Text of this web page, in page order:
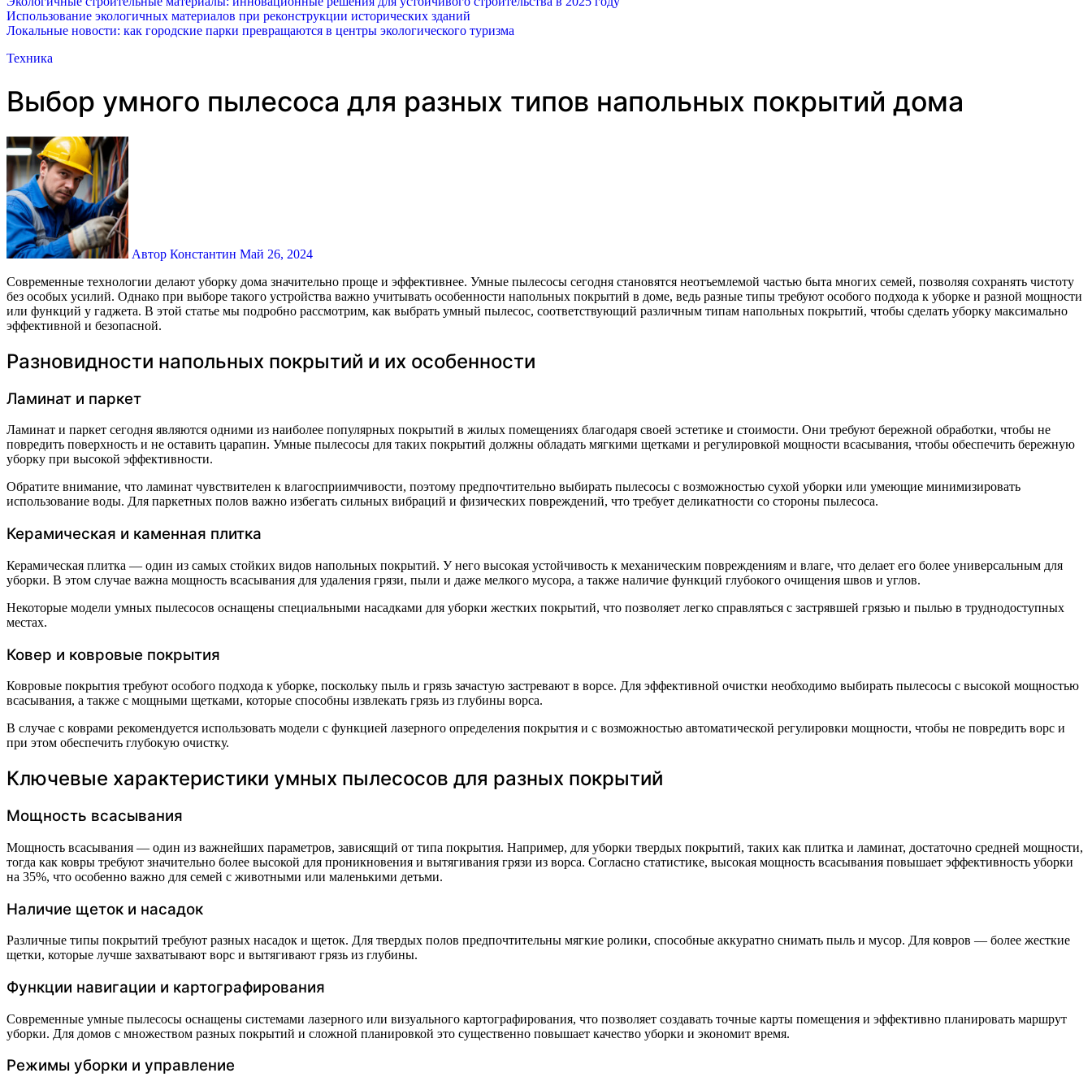
Использование экологичных материалов при реконструкции исторических зданий
Локальные новости: как городские парки превращаются в центры экологического туризма
Техника
Выбор умного пылесоса для разных типов напольных покрытий дома
Автор Константин Май 26, 2024
Современные технологии делают уборку дома значительно проще и эффективнее. Умные пылесосы сегодня становятся неотъемлемой частью быта многих семей, позволяя сохранять чистоту
без особых усилий. Однако при выборе такого устройства важно учитывать особенности напольных покрытий в доме, ведь разные типы требуют особого подхода к уборке и разной мощности
или функций у гаджета. В этой статье мы подробно рассмотрим, как выбрать умный пылесос, соответствующий различным типам напольных покрытий, чтобы сделать уборку максимально
эффективной и безопасной.
Разновидности напольных покрытий и их особенности
Ламинат и паркет
Ламинат и паркет сегодня являются одними из наиболее популярных покрытий в жилых помещениях благодаря своей эстетике и стоимости. Они требуют бережной обработки, чтобы не
повредить поверхность и не оставить царапин. Умные пылесосы для таких покрытий должны обладать мягкими щетками и регулировкой мощности всасывания, чтобы обеспечить бережную
уборку при высокой эффективности.
Обратите внимание, что ламинат чувствителен к влагосприимчивости, поэтому предпочтительно выбирать пылесосы с возможностью сухой уборки или умеющие минимизировать
использование воды. Для паркетных полов важно избегать сильных вибраций и физических повреждений, что требует деликатности со стороны пылесоса.
Керамическая и каменная плитка
Керамическая плитка — один из самых стойких видов напольных покрытий. У него высокая устойчивость к механическим повреждениям и влаге, что делает его более универсальным для
уборки. В этом случае важна мощность всасывания для удаления грязи, пыли и даже мелкого мусора, а также наличие функций глубокого очищения швов и углов.
Некоторые модели умных пылесосов оснащены специальными насадками для уборки жестких покрытий, что позволяет легко справляться с застрявшей грязью и пылью в труднодоступных
местах.
Ковер и ковровые покрытия
Ковровые покрытия требуют особого подхода к уборке, поскольку пыль и грязь зачастую застревают в ворсе. Для эффективной очистки необходимо выбирать пылесосы с высокой мощностью
всасывания, а также с мощными щетками, которые способны извлекать грязь из глубины ворса.
В случае с коврами рекомендуется использовать модели с функцией лазерного определения покрытия и с возможностью автоматической регулировки мощности, чтобы не повредить ворс и
при этом обеспечить глубокую очистку.
Ключевые характеристики умных пылесосов для разных покрытий
Мощность всасывания
Мощность всасывания — один из важнейших параметров, зависящий от типа покрытия. Например, для уборки твердых покрытий, таких как плитка и ламинат, достаточно средней мощности,
тогда как ковры требуют значительно более высокой для проникновения и вытягивания грязи из ворса. Согласно статистике, высокая мощность всасывания повышает эффективность уборки
на 35%, что особенно важно для семей с животными или маленькими детьми.
Наличие щеток и насадок
Различные типы покрытий требуют разных насадок и щеток. Для твердых полов предпочтительны мягкие ролики, способные аккуратно снимать пыль и мусор. Для ковров — более жесткие
щетки, которые лучше захватывают ворс и вытягивают грязь из глубины.
Функции навигации и картографирования
Современные умные пылесосы оснащены системами лазерного или визуального картографирования, что позволяет создавать точные карты помещения и эффективно планировать маршрут
уборки. Для домов с множеством разных покрытий и сложной планировкой это существенно повышает качество уборки и экономит время.
Режимы уборки и управление